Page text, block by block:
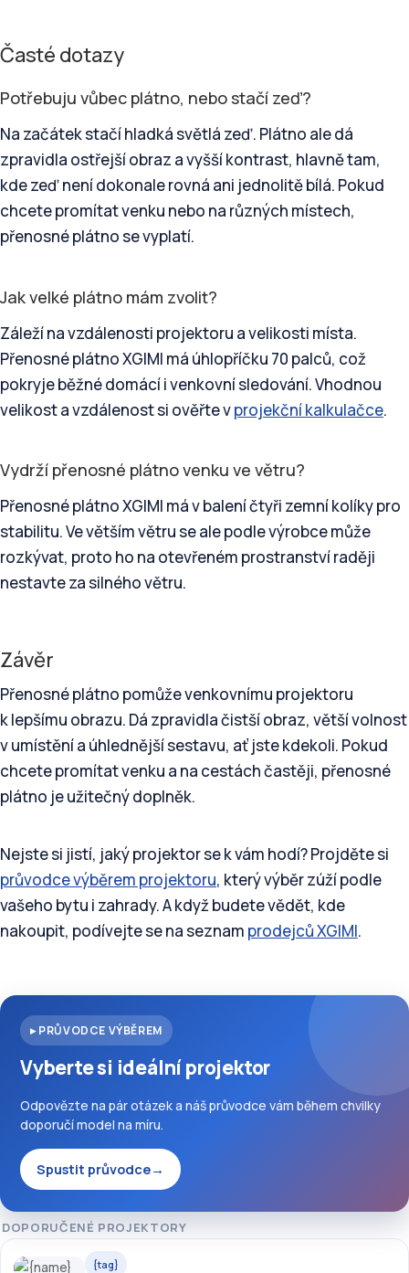
Časté dotazy
Potřebuju vůbec plátno, nebo stačí zeď?
Na začátek stačí hladká světlá zeď. Plátno ale dá
zpravidla ostřejší obraz a vyšší kontrast, hlavně tam,
kde zeď není dokonale rovná ani jednolitě bílá. Pokud
chcete promítat venku nebo na různých místech,
přenosné plátno se vyplatí.
Jak velké plátno mám zvolit?
Záleží na vzdálenosti projektoru a velikosti místa.
Přenosné plátno XGIMI má úhlopříčku 70 palců, což
pokryje běžné domácí i venkovní sledování. Vhodnou
velikost a vzdálenost si ověřte vprojekční kalkulačce.
Vydrží přenosné plátno venku ve větru?
Přenosné plátno XGIMI má v balení čtyři zemní kolíky pro
stabilitu. Ve větším větru se ale podle výrobce může
rozkývat, proto ho na otevřeném prostranství raději
nestavte za silného větru.
Závěr
Přenosné plátno pomůže venkovnímu projektoru
k lepšímu obrazu. Dá zpravidla čistší obraz, větší volnost
v umístění a úhlednější sestavu, ať jste kdekoli. Pokud
chcete promítat venku a na cestách častěji, přenosné
plátno je užitečný doplněk.
Nejste si jistí, jaký projektor se k vám hodí? Projděte si
průvodce výběrem projektoru, který výběr zúží podle
vašeho bytu i zahrady. A když budete vědět, kde
nakoupit, podívejte se na seznam prodejců XGIMI.
▸ PRŮVODCE VÝBĚREM
Vyberte si ideální projektor
Odpovězte na pár otázek a náš průvodce vám během chvilky
doporučí model na míru.
Spustit průvodce→
DOPORUČENÉ PROJEKTORY
{tag}